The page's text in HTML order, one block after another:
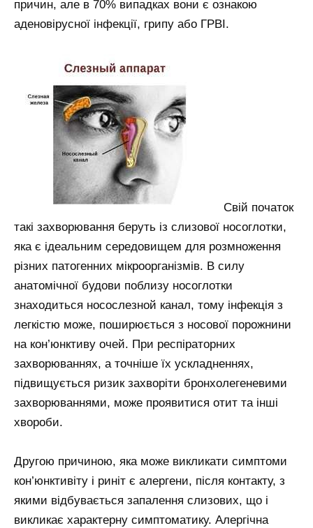
причин, але в 70% випадках вони є ознакою
аденовірусної інфекції, грипу або ГРВІ.
Свій початок
такі захворювання беруть із слизової носоглотки,
яка є ідеальним середовищем для розмноження
різних патогенних мікроорганізмів. В силу
анатомічної будови поблизу носоглотки
знаходиться носослезной канал, тому інфекція з
легкістю може, поширюється з носової порожнини
на кон’юнктиву очей. При респіраторних
захворюваннях, а точніше їх ускладненнях,
підвищується ризик захворіти бронхолегеневими
захворюваннями, може проявитися отит та інші
хвороби.
Другою причиною, яка може викликати симптоми
кон’юнктивіту і риніт є алергени, після контакту, з
якими відбувається запалення слизових, що і
викликає характерну симптоматику. Алергічна